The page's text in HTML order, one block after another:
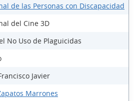
de las Personas con Discapacidad
del Cine 3D
No Uso de Plaguicidas
Javier
Marrones